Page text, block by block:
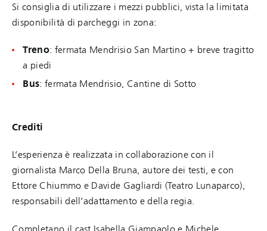
Si consiglia di utilizzare i mezzi pubblici, vista la limitata
disponibilità di parcheggi in zona:
Treno: fermata Mendrisio San Martino + breve tragitto
a piedi
Bus: fermata Mendrisio, Cantine di Sotto
Crediti
L’esperienza è realizzata in collaborazione con il
giornalista Marco Della Bruna, autore dei testi, e con
Ettore Chiummo e Davide Gagliardi (Teatro Lunaparco),
responsabili dell’adattamento e della regia.